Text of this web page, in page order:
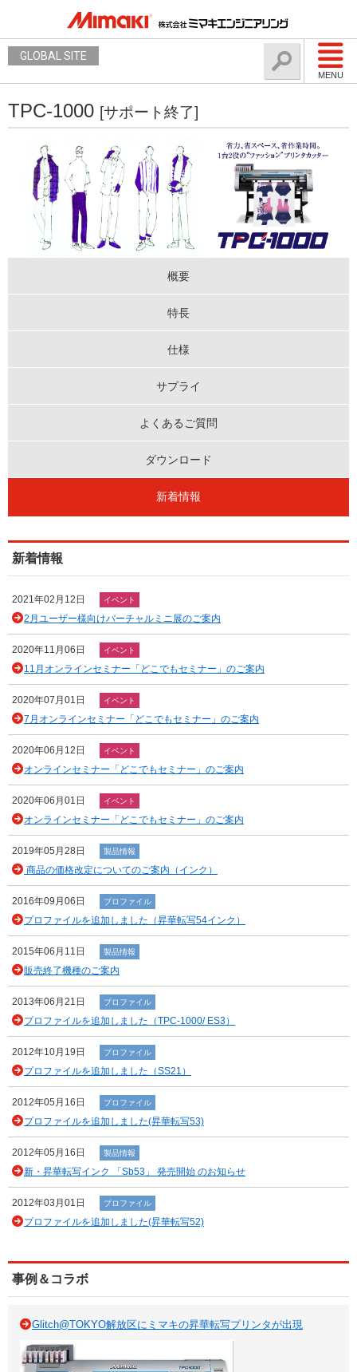
MENU
GLOBAL SITE
TPC-1000 [サポート終了]
概要
特長
仕様
サプライ
よくあるご質問
ダウンロード
新着情報
新着情報
2021年02月12日 イベント
2月ユーザー様向けバーチャルミニ展のご案内
2020年11月06日 イベント
11月オンラインセミナー「どこでもセミナー」のご案内
2020年07月01日 イベント
7月オンラインセミナー「どこでもセミナー」のご案内
2020年06月12日 イベント
オンラインセミナー「どこでもセミナー」のご案内
2020年06月01日 イベント
オンラインセミナー「どこでもセミナー」のご案内
2019年05月28日 製品情報
商品の価格改定についてのご案内（インク）
2016年09月06日 プロファイル
プロファイルを追加しました（昇華転写54インク）
2015年06月11日 製品情報
販売終了機種のご案内
2013年06月21日 プロファイル
プロファイルを追加しました（TPC-1000/ ES3）
2012年10月19日 プロファイル
プロファイルを追加しました（SS21）
2012年05月16日 プロファイル
プロファイルを追加しました(昇華転写53)
2012年05月16日 製品情報
新・昇華転写インク 「Sb53」 発売開始 のお知らせ
2012年03月01日 プロファイル
プロファイルを追加しました(昇華転写52)
事例＆コラボ
Glitch@TOKYO解放区にミマキの昇華転写プリンタが出現